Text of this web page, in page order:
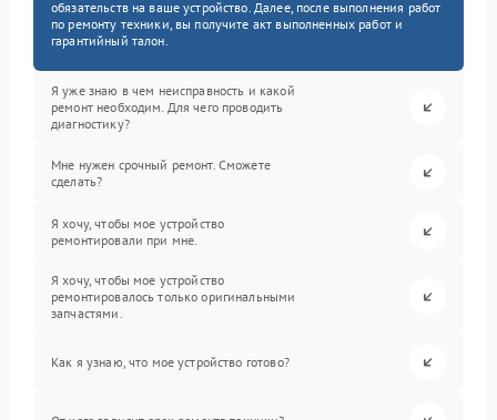
обязательств на ваше устройство. Далее, после выполнения работ
по ремонту техники, вы получите акт выполненных работ и
гарантийный талон.
Я уже знаю в чем неисправность и какой
ремонт необходим. Для чего проводить
диагностику?
Мне нужен срочный ремонт. Сможете
сделать?
Я хочу, чтобы мое устройство
ремонтировали при мне.
Я хочу, чтобы мое устройство
ремонтировалось только оригинальными
запчастями.
Как я узнаю, что мое устройство готово?